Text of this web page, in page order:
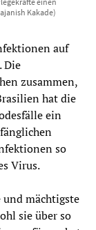
Kakade)
auf
Die
zusammen,
hat die
ein
so
Virus.
mächtigste
sie über so